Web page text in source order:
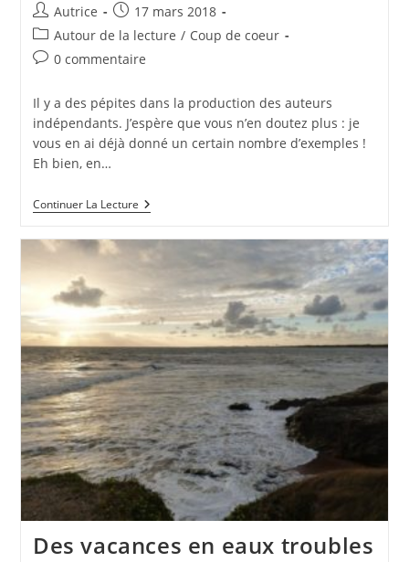
Auteur/autrice
de
la
publication :
Autrice
Publication
publiée :
17 mars 2018
Post
category:
Autour de la lecture / Coup de coeur
Commentaires
la
publication :
0 commentaire
Il y a des pépites dans la production des auteurs
indépendants. J’espère que vous n’en doutez plus : je
vous en ai déjà donné un certain nombre d’exemples !
Eh bien, en…
Continuer La LectureL’espoir
Au
Des vacances en eaux troubles